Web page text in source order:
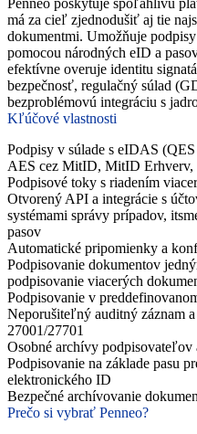
má za cieľ zjednodušiť aj tie
dokumentmi. Umožňuje
pomocou národných eID a
efektívne overuje identitu
bezpečnosť, regulačný súlad
bezproblémovú integráciu s
Kľúčové vlastnosti
Podpisy v súlade s eIDAS
AES cez MitID, MitID Erhverv,
Podpisové toky s riadením
Otvorený API a integrácie s
systémami správy prípadov,
pasov
Automatické pripomienky a
Podpisovanie dokumentov
podpisovanie viacerých
Podpisovanie v
Neporušiteľný auditný záznam
27001/27701
Osobné archívy podpisovateľov
Podpisovanie na základe pasu
elektronického ID
Bezpečné archívovanie
Prečo si vybrať Penneo?